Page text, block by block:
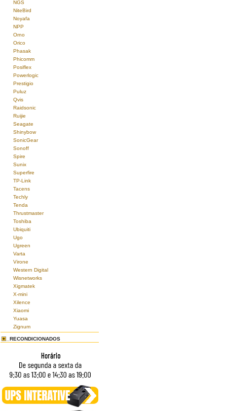
NGS
NiteBird
Noyafa
NPP
Orno
Orico
Phasak
Phicomm
Posiflex
Powerlogic
Prestigio
Puluz
Qvis
Raidsonic
Ruijie
Seagate
Shinybow
SonicGear
Sonoff
Spire
Sunix
Superfire
TP-Link
Tacens
Techly
Tenda
Thrustmaster
Toshiba
Ubiquiti
Ugo
Ugreen
Varta
Virone
Western Digital
Wisnetworks
Xigmatek
X-mini
Xilence
Xiaomi
Yuasa
Zignum
RECONDICIONADOS